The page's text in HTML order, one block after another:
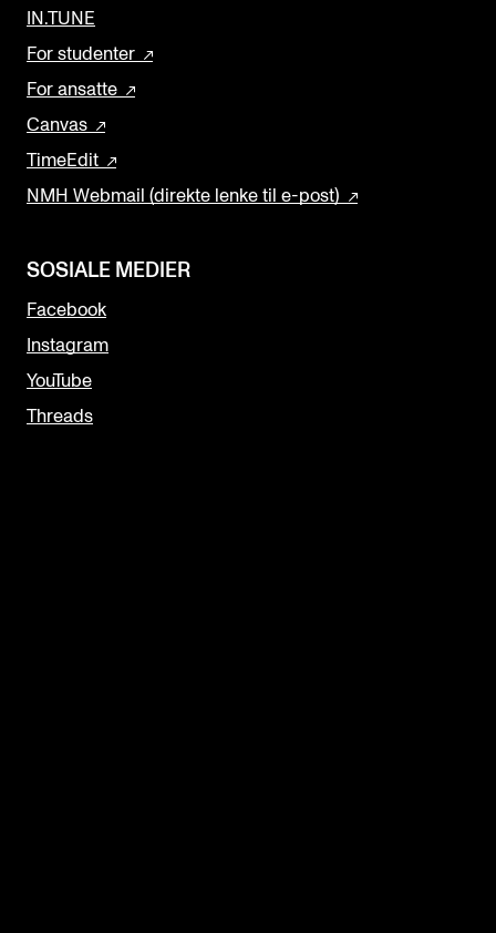
IN.TUNE
For studenter
For ansatte
Canvas
TimeEdit
NMH Webmail (direkte lenke til e-post)
SOSIALE MEDIER
Facebook
Instagram
YouTube
Threads